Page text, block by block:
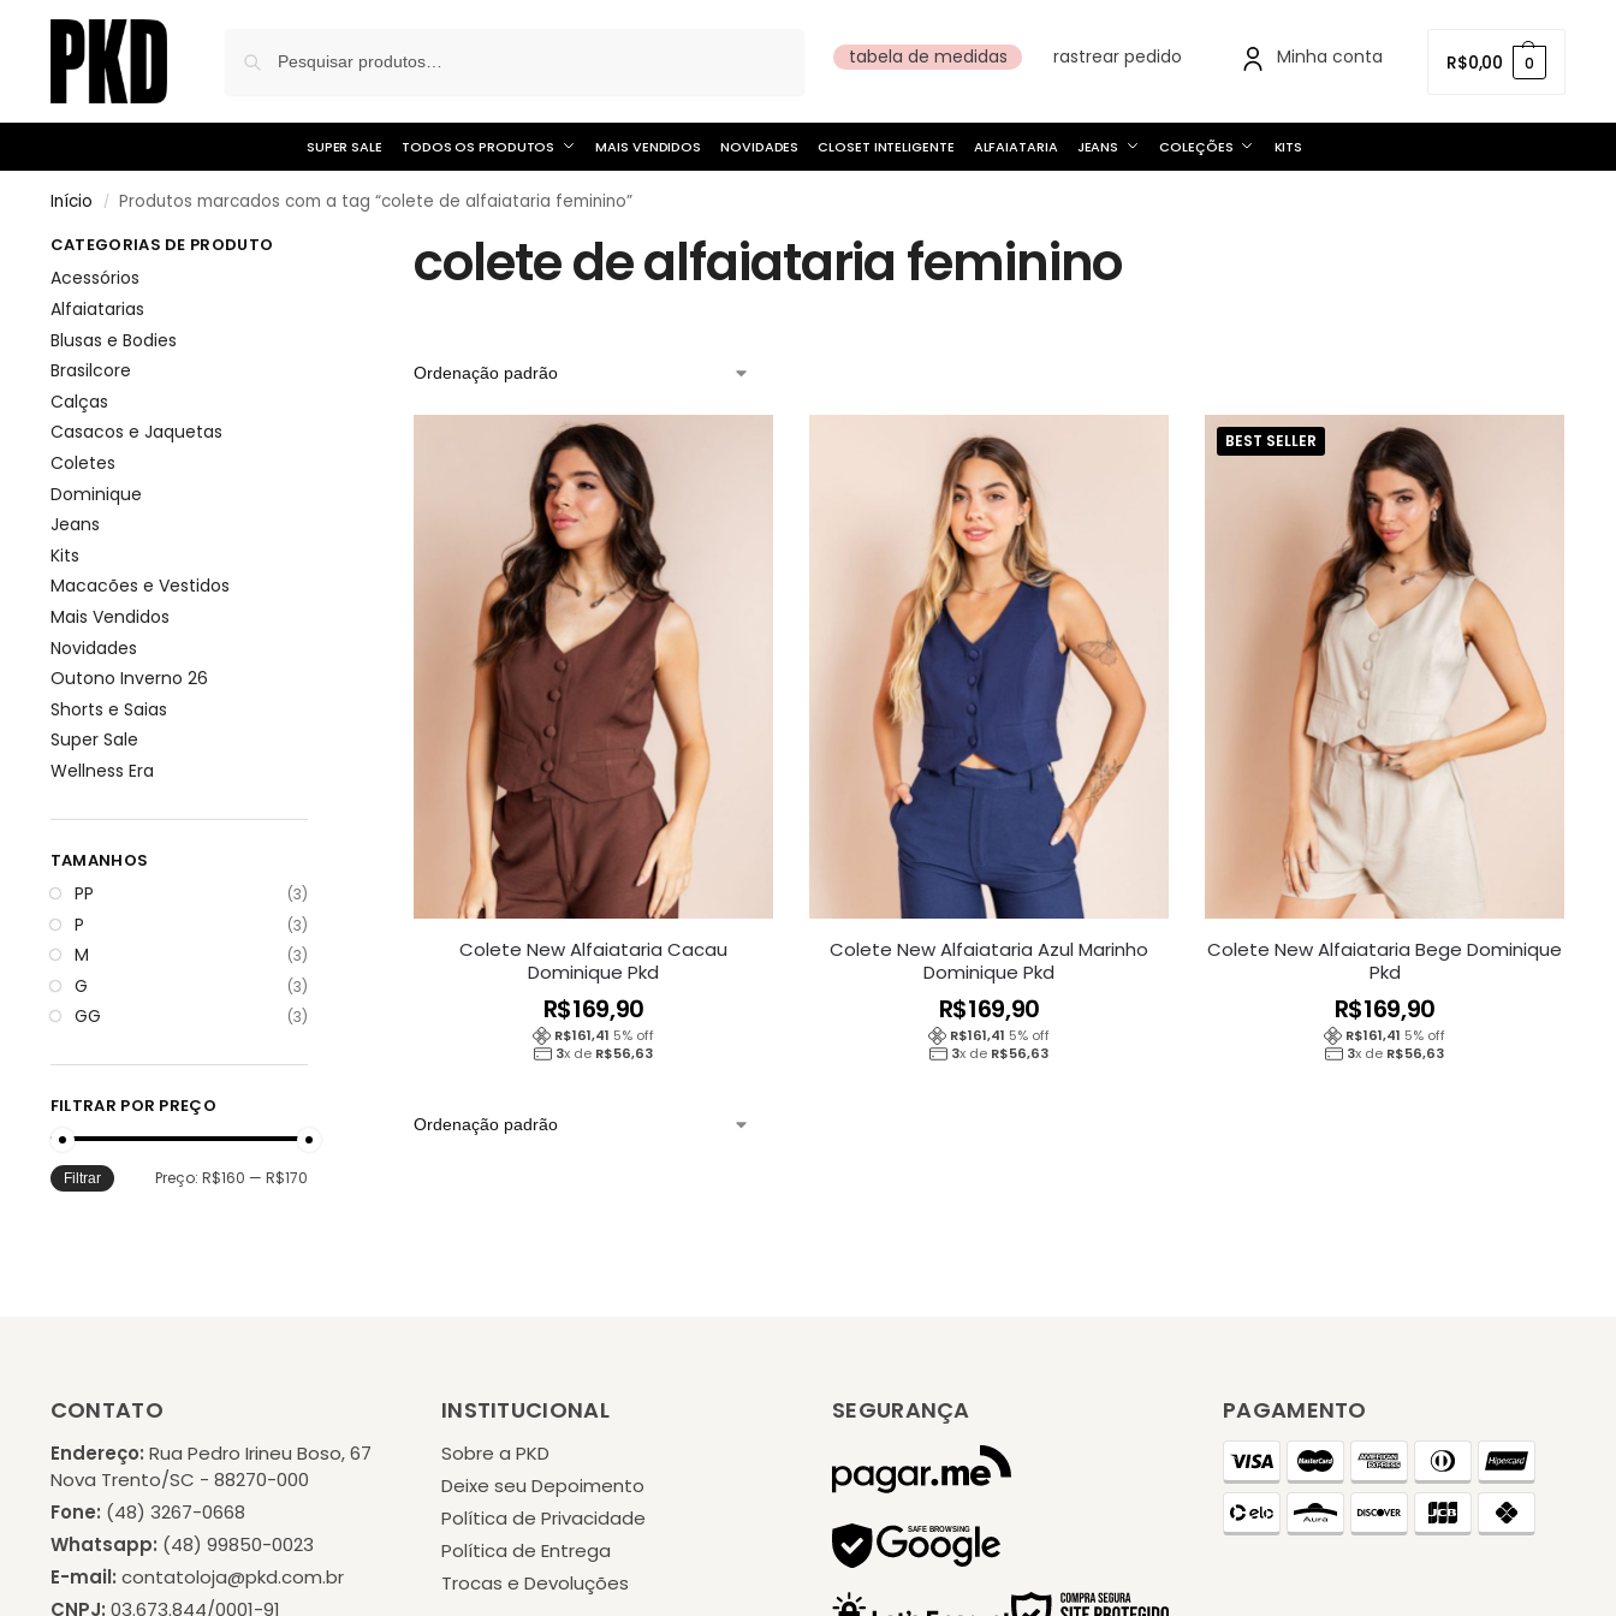
tabela de medidas rastrear pedido Minha conta R$0,00 0
SUPER SALE TODOS OS PRODUTOS MAIS VENDIDOS NOVIDADES CLOSET INTELIGENTE ALFAIATARIA JEANS COLEÇÕES KITS
Início / Produtos marcados com a tag “colete de alfaiataria feminino”
colete de alfaiataria feminino
Colete New Alfaiataria Cacau
Dominique Pkd
R$169,90
R$161,41 5% off
3x de R$56,63
Colete New Alfaiataria Azul Marinho
Dominique Pkd
R$169,90
R$161,41 5% off
3x de R$56,63
BEST SELLER
Colete New Alfaiataria Bege Dominique
Pkd
R$169,90
R$161,41 5% off
3x de R$56,63
CATEGORIAS DE PRODUTO
Acessórios
Alfaiatarias
Blusas e Bodies
Brasilcore
Calças
Casacos e Jaquetas
Coletes
Dominique
Jeans
Kits
Macacões e Vestidos
Mais Vendidos
Novidades
Outono Inverno 26
Shorts e Saias
Super Sale
Wellness Era
TAMANHOS
PP (3)
P (3)
M (3)
G (3)
GG (3)
FILTRAR POR PREÇO
Filtrar Preço:R$160 —R$170
CONTATO
Endereço: Rua Pedro Irineu Boso, 67
Nova Trento/SC - 88270-000
Fone: (48) 3267-0668
Whatsapp: (48) 99850-0023
E-mail: contatoloja@pkd.com.br
CNPJ: 03.673.844/0001-91
INSTITUCIONAL
Sobre a PKD
Deixe seu Depoimento
Política de Privacidade
Política de Entrega
Trocas e Devoluções
SEGURANÇA PAGAMENTO